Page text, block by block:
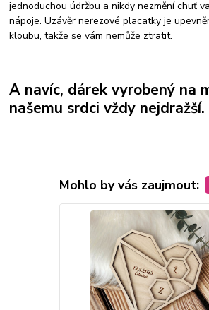
jednoduchou údržbu a nikdy nezmění chuť
nápoje. Uzávěr nerezové placatky je
kloubu, takže se vám nemůže ztratit.
A navíc, dárek vyrobený na
našemu srdci vždy nejdražší.
Mohlo by vás zaujmout: